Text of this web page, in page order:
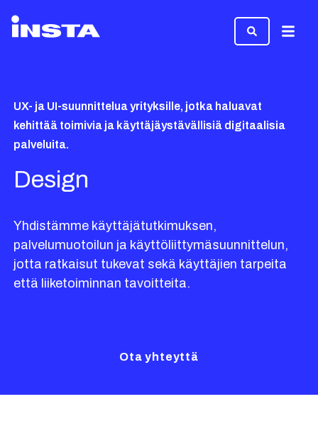
UX- ja UI-suunnittelua yrityksille, jotka haluavat
kehittää toimivia ja käyttäjäystävällisiä digitaalisia
palveluita.
Design
Yhdistämme käyttäjätutkimuksen,
palvelumuotoilun ja käyttöliittymäsuunnittelun,
jotta ratkaisut tukevat sekä käyttäjien tarpeita
että liiketoiminnan tavoitteita.
Ota yhteyttä